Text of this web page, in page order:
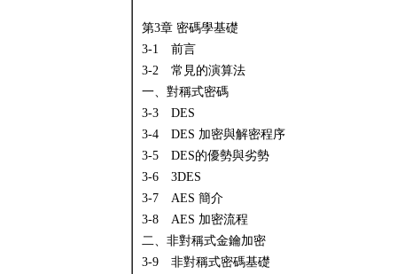
第3章 密碼學基礎
3-1 前言
3-2 常見的演算法
一、對稱式密碼
3-3 DES
3-4 DES 加密與解密程序
3-5 DES的優勢與劣勢
3-6 3DES
3-7 AES 簡介
3-8 AES 加密流程
二、非對稱式金鑰加密
3-9 非對稱式密碼基礎